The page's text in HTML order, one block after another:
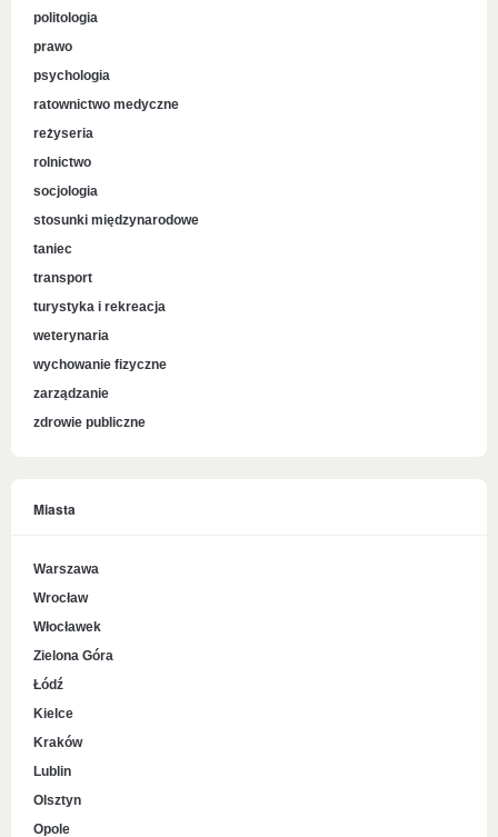
politologia
prawo
psychologia
ratownictwo medyczne
reżyseria
rolnictwo
socjologia
stosunki międzynarodowe
taniec
transport
turystyka i rekreacja
weterynaria
wychowanie fizyczne
zarządzanie
zdrowie publiczne
Miasta
Warszawa
Wrocław
Włocławek
Zielona Góra
Łódź
Kielce
Kraków
Lublin
Olsztyn
Opole